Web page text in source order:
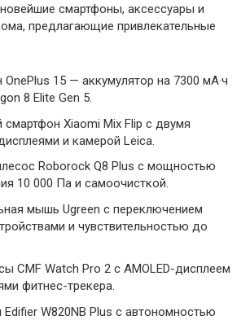
смартфоны, аксессуары и
предлагающие привлекательные
15 — аккумулятор на 7300 мА·ч
8 Elite Gen 5.
Xiaomi Mix Flip с двумя
и камерой Leica.
Roborock Q8 Plus с мощностью
10 000 Па и самоочисткой.
мышь Ugreen с переключением
и чувствительностью до
CMF Watch Pro 2 с AMOLED-дисплеем
фитнес-трекера.
W820NB Plus с автономностью